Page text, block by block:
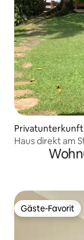
Privatunterkunft
Haus direkt am
Gäste-Favorit
Gäste-Favorit